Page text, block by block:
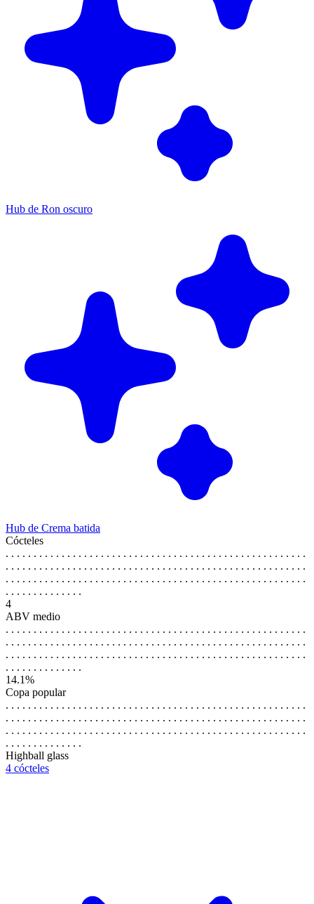
Hub de Ron oscuro
Hub de Crema batida
Cócteles
. . . . . . . . . . . . . . . . . . . . . . . . . . . . . . . . . . . . . . . . . . . . . . . . . . . . . .
. . . . . . . . . . . . . . . . . . . . . . . . . . . . . . . . . . . . . . . . . . . . . . . . . . . . . .
. . . . . . . . . . . . . . . . . . . . . . . . . . . . . . . . . . . . . . . . . . . . . . . . . . . . . .
. . . . . . . . . . . . . .
4
ABV medio
. . . . . . . . . . . . . . . . . . . . . . . . . . . . . . . . . . . . . . . . . . . . . . . . . . . . . .
. . . . . . . . . . . . . . . . . . . . . . . . . . . . . . . . . . . . . . . . . . . . . . . . . . . . . .
. . . . . . . . . . . . . . . . . . . . . . . . . . . . . . . . . . . . . . . . . . . . . . . . . . . . . .
. . . . . . . . . . . . . .
14.1%
Copa popular
. . . . . . . . . . . . . . . . . . . . . . . . . . . . . . . . . . . . . . . . . . . . . . . . . . . . . .
. . . . . . . . . . . . . . . . . . . . . . . . . . . . . . . . . . . . . . . . . . . . . . . . . . . . . .
. . . . . . . . . . . . . . . . . . . . . . . . . . . . . . . . . . . . . . . . . . . . . . . . . . . . . .
. . . . . . . . . . . . . .
Highball glass
4 cócteles